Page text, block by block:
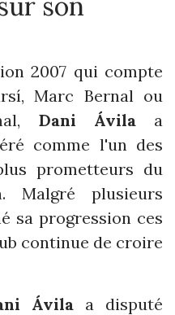
2007 qui compte
Marc Bernal ou
Dani Ávila a
comme l'un des
prometteurs du
Malgré plusieurs
sa progression ces
continue de croire
Ávilaa disputé